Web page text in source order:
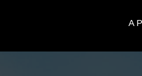
A